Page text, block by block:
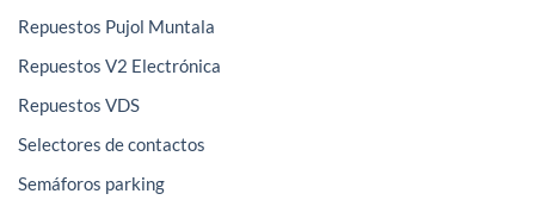
Repuestos Pujol Muntala
Repuestos V2 Electrónica
Repuestos VDS
Selectores de contactos
Semáforos parking